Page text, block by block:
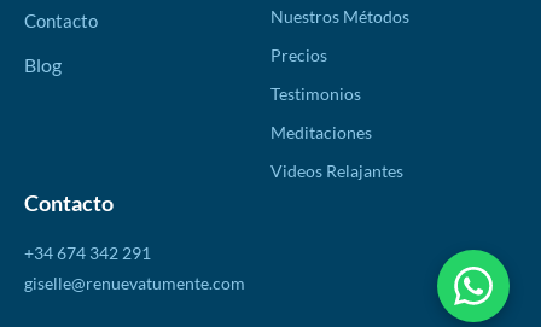
Contacto
Blog
Nuestros Métodos
Precios
Testimonios
Meditaciones
Videos Relajantes
Contacto
+34 674 342 291
giselle@renuevatumente.com